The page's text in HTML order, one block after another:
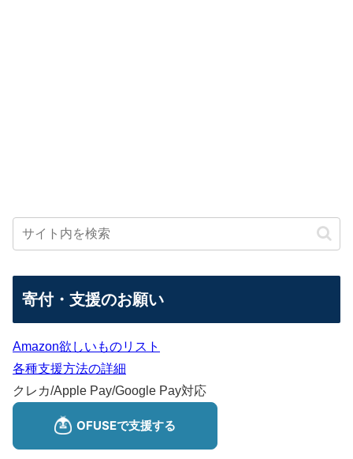
寄付・支援のお願い
Amazon欲しいものリスト
各種支援方法の詳細
クレカ/Apple Pay/Google Pay対応